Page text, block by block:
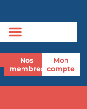
Nos
membres
Mon
compte